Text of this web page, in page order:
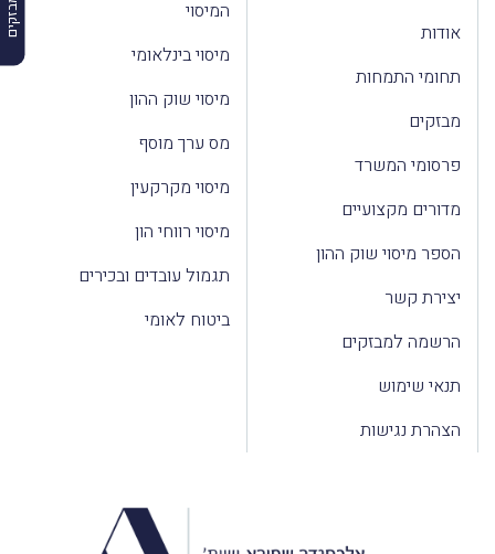
אודות
תחומי התמחות
מבזקים
פרסומי המשרד
מדורים מקצועיים
הספר מיסוי שוק ההון
יצירת קשר
הרשמה למבזקים
תנאי שימוש
הצהרת נגישות
המיסוי
מיסוי בינלאומי
מיסוי שוק ההון
מס ערך מוסף
מיסוי מקרקעין
מיסוי רווחי הון
תגמול עובדים ובכירים
ביטוח לאומי